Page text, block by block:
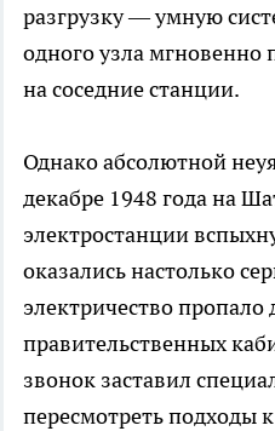
разгрузку — умную
одного узла мгновенно
на соседние станции.
Однако абсолютной
декабре 1948 года на
электростанции
оказались настолько
электричество пропало
правительственных
звонок заставил
пересмотреть подходы